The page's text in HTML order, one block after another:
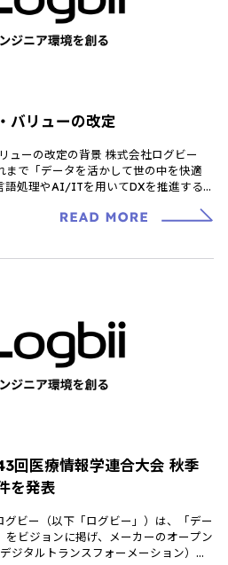
バリューの改定
ューの改定の背景 株式会社ログビー
まで「データを活かして世の中を快適
語処理やAI/ITを用いてDXを推進する
回医療情報学連合大会 秋季
を発表
ビー（以下「ログビー」）は、「デー
ビジョンに掲げ、メーカーのオープン
ジタルトランスフォーメーション）を